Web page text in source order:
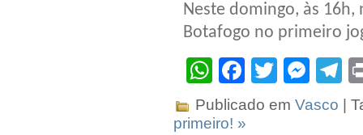
Neste domingo, às
Botafogo no primeiro
WhatsApp
Facebook
Twitter
Publicado em Vasco |
primeiro! »